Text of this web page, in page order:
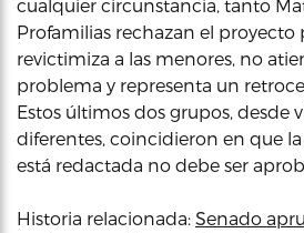
cualquier circunstancia, tanto
Profamilias rechazan el
revictimiza a las menores, no
problema y representa un
Estos últimos dos grupos, desde
diferentes, coincidieron en que
está redactada no debe ser
Historia relacionada: Senado